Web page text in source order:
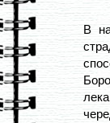
В